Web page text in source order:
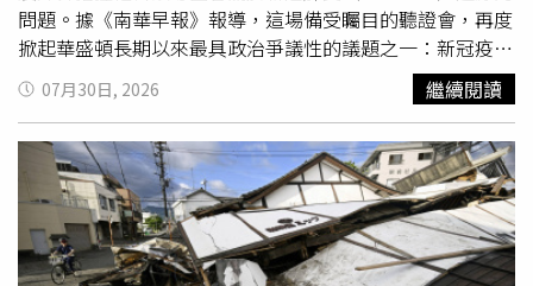
8月13日凌晨3時58分結束，全程約4小時24分鐘。不過台灣
並不位於觀測範圍內，因此無法看見日食景象。由於日全食
時間恰巧跨越農曆六月三十與七月初一，也就是民俗俗稱
「鬼門開」的交界，因此引發不少討論。命理師柯柏成指
出，不僅2026年，今年之後的2027年鬼門開前後同樣也將
出現日全食，形成連續兩年特殊天象與民俗節令重疊的情
況，因此被不少人形容是「巧合得像刻意安排」。柯柏成表
示，民俗上丙午年、丁未年常被稱為「赤馬紅羊劫」，過去
常被賦予動盪、戰亂等象徵意義；而今年又碰上六月晦夜跨
入七月初一、鬼門初開之際，全球正同步發生日全食，若以
時間軸：4月7日美國與伊朗同意實施為期2週的停火，以結
束自2月28日美以聯軍在談判期間偷襲伊朗後爆發的激烈衝
突。川普當時威脅德黑蘭（Tehran），若不屈服美軍將攻擊
橋梁及發電廠，且伊朗「整個文明都將滅亡」，但在最後通
牒期限前不到2小時，川普突然宣布停火。4月21日川普宣
布，美國將無限期延長原定隔天到期的停火。他表示，調停
方要求美方暫停攻擊，以便讓伊朗領導階層有時間提出新的
方案。這項脆弱的停火維持至5月8日，當天美國對伊朗油輪
發動了攻擊。5月18日在週末連日威脅伊朗後，川普當時突
然聲稱，由於「認真的談判」正在進行，因此決定暫緩原訂
問題。據《南華早報》報導，這場備受矚目的聽證會，再度
掀起華盛頓長期以來最具政治爭議性的議題之一：新冠疫情
究竟是源自動物自然傳播，還是與中國武漢某間實驗室事故
有關，以及美國政府是否充分監督那些由美國資金支持的相
關研究。佛奇曾領導美國國家過敏與傳染病研究所
（National Institute of Allergy and Infectious
Diseases），並在疫情期間成為美國政府應對新冠疫情的代
表性人物。由於外界持續爭論病毒起源問題，他被傳喚在29
日出席參議院國土安全與政府事務委員會（HSGAC）的聽
證會。來自肯塔基州（Kentucky）的共和黨參議員保羅
07月30日, 2026 繼續閱讀